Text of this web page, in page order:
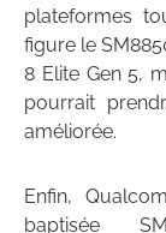
plateformes
figure le
8 Elite Gen 5,
pourrait
améliorée.
Enfin,
baptisée